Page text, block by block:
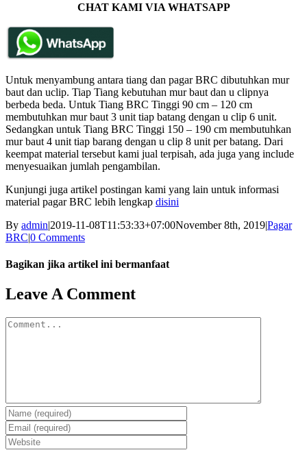
CHAT KAMI VIA WHATSAPP
Untuk menyambung antara tiang dan pagar BRC dibutuhkan mur
baut dan uclip. Tiap Tiang kebutuhan mur baut dan u clipnya
berbeda beda. Untuk Tiang BRC Tinggi 90 cm – 120 cm
membutuhkan mur baut 3 unit tiap batang dengan u clip 6 unit.
Sedangkan untuk Tiang BRC Tinggi 150 – 190 cm membutuhkan
mur baut 4 unit tiap barang dengan u clip 8 unit per batang. Dari
keempat material tersebut kami jual terpisah, ada juga yang include
menyesuaikan jumlah pengambilan.
Kunjungi juga artikel postingan kami yang lain untuk informasi
material pagar BRC lebih lengkap disini
By admin|2019-11-08T11:53:33+07:00November 8th, 2019|Pagar
BRC|0 Comments
Bagikan jika artikel ini bermanfaat
Facebook
Twitter
Reddit
LinkedIn
WhatsApp
Tumblr
Pinterest
Vk
Email
Leave A Comment
Comment